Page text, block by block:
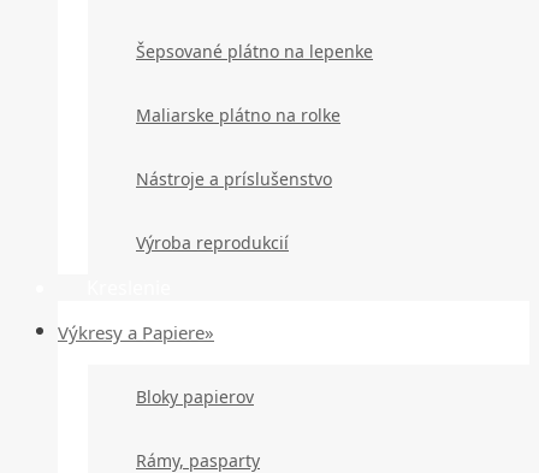
Šepsované plátno na lepenke
Maliarske plátno na rolke
Nástroje a príslušenstvo
Výroba reprodukcií
Výkresy a Papiere»
Bloky papierov
Rámy, pasparty